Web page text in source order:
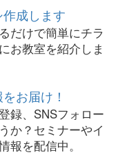
成します
だけで簡単にチラ
お教室を紹介しま
お届け！
録、SNSフォロー
か？セミナーやイ
報を配信中。